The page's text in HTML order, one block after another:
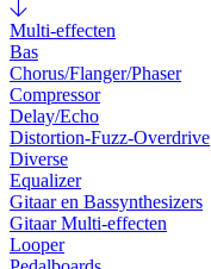
Multi-effecten
Bas
Chorus/Flanger/Phaser
Compressor
Delay/Echo
Distortion-Fuzz-Overdrive
Diverse
Equalizer
Gitaar en Bassynthesizers
Gitaar Multi-effecten
Looper